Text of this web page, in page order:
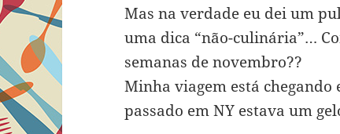
Mas na verdade eu dei um
uma dica “não-culinária”…
semanas de novembro??
Minha viagem está
passado em NY estava um